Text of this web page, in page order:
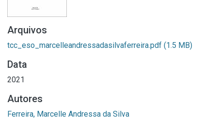
Arquivos
tcc_eso_marcelleandressadasilvaferreira.pdf (1.5 MB)
Data
2021
Autores
Ferreira, Marcelle Andressa da Silva